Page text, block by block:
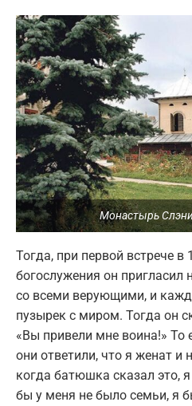
Монастырь
Тогда, при первой встрече в
богослужения он пригласил
со всеми верующими, и
пузырек с миром. Тогда он
«Вы привели мне воина!» То
они ответили, что я женат и
когда батюшка сказал это,
бы у меня не было семьи, я